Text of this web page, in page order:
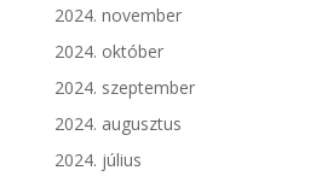
2024. november
2024. október
2024. szeptember
2024. augusztus
2024. július